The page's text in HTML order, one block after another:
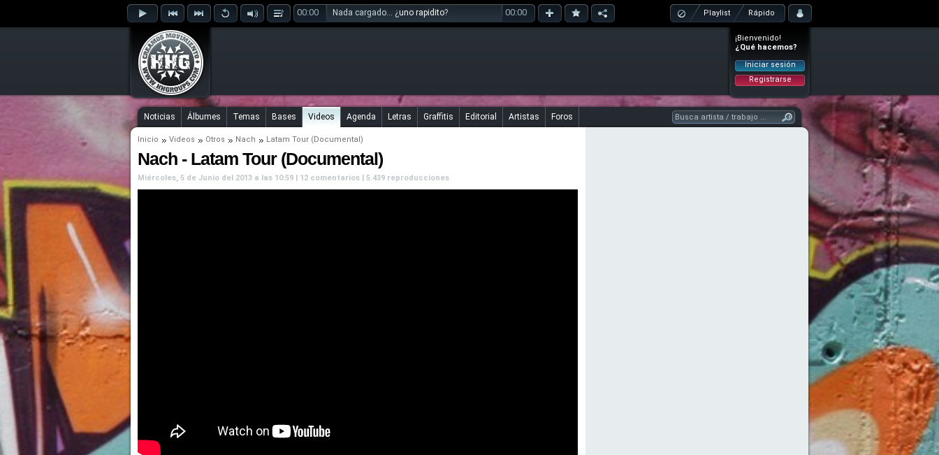
00:00 Nada cargado... ¿uno rapidito? 00:00 Playlist Rápido
¡Bienvenido!
¿Qué hacemos?
Iniciar sesión
Registrarse
Noticias Álbumes Temas Bases Videos Agenda Letras Graffitis Editorial Artistas Foros
Inicio Videos Otros Nach Latam Tour (Documental)
Nach - Latam Tour (Documental)
Miércoles, 5 de Junio del 2013 a las 10:59 | 12 comentarios | 5.439 reproducciones